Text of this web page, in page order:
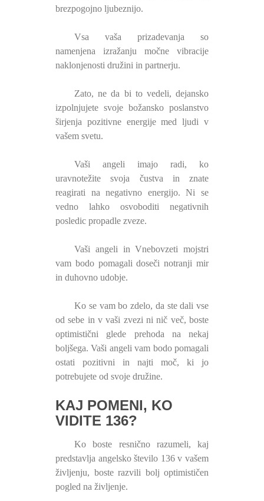
brezpogojno ljubeznijo.
Vsa vaša prizadevanja so
namenjena izražanju močne vibracije
naklonjenosti družini in partnerju.
Zato, ne da bi to vedeli, dejansko
izpolnjujete svoje božansko poslanstvo
širjenja pozitivne energije med ljudi v
vašem svetu.
Vaši angeli imajo radi, ko
uravnotežite svoja čustva in znate
reagirati na negativno energijo. Ni se
vedno lahko osvoboditi negativnih
posledic propadle zveze.
Vaši angeli in Vnebovzeti mojstri
vam bodo pomagali doseči notranji mir
in duhovno udobje.
Ko se vam bo zdelo, da ste dali vse
od sebe in v vaši zvezi ni nič več, boste
optimistični glede prehoda na nekaj
boljšega. Vaši angeli vam bodo pomagali
ostati pozitivni in najti moč, ki jo
potrebujete od svoje družine.
KAJ POMENI, KO
VIDITE 136?
Ko boste resnično razumeli, kaj
predstavlja angelsko število 136 v vašem
življenju, boste razvili bolj optimističen
pogled na življenje.